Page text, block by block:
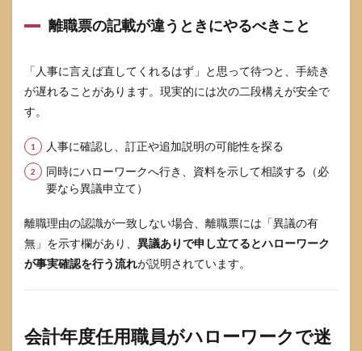
離職票の記載が違うときにやるべきこと
「人事に言えば直してくれるはず」と思って待つと、手続き
が遅れることがあります。現実的には次の二段構えが安全で
す。
人事に確認し、訂正や追加説明の可能性を探る
同時にハローワークへ行き、資料を示して相談する（必
要なら異議申立て）
離職理由の認識が一致しない場合、離職票には「異議の有
無」を示す欄があり、 異議ありで申し立てるとハローワーク
が事実確認を行う流れが説明されています。
会計年度任用職員がハローワークで迷